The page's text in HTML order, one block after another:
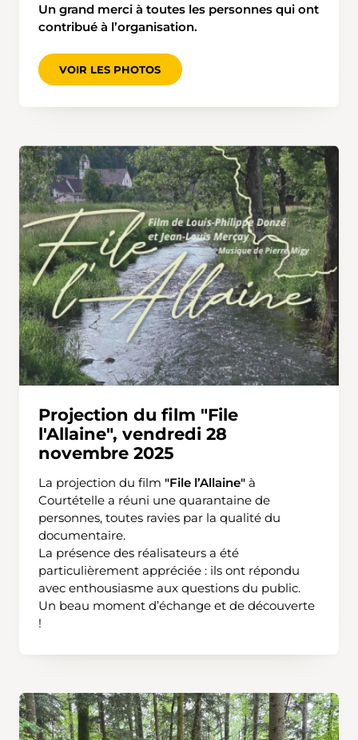
Un grand merci à toutes les personnes qui ont
contribué à l’organisation.
VOIR LES PHOTOS
Projection du film "File
l'Allaine", vendredi 28
novembre 2025
La projection du film "File l’Allaine" à
Courtételle a réuni une quarantaine de
personnes, toutes ravies par la qualité du
documentaire.
La présence des réalisateurs a été
particulièrement appréciée : ils ont répondu
avec enthousiasme aux questions du public.
Un beau moment d’échange et de découverte
!